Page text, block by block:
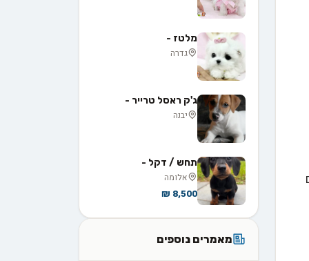
מלטז -
גדרה
ג'ק ראסל טרייר -
יבנה
תחש / דקל -
אלומה
8,500 ₪
מאמרים נוספים